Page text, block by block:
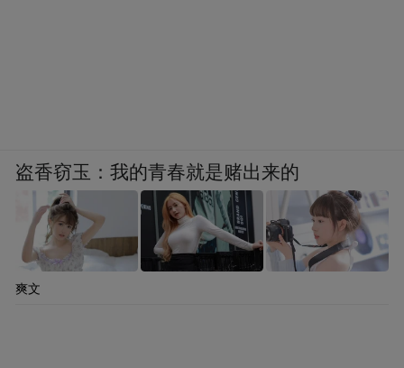
盗香窃玉：我的青春就是赌出来的
爽文